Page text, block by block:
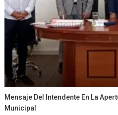
Mensaje Del Intendente En La
Municipal